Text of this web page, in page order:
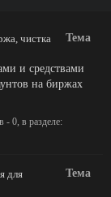
Тема
чистка
и средствами
на биржах
- 0, в разделе:
Тема
для